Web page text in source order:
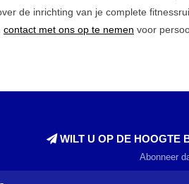
de inrichting van je complete
contact met ons op te nemen voor
WILT U OP DE HOOGTE
Abonneer